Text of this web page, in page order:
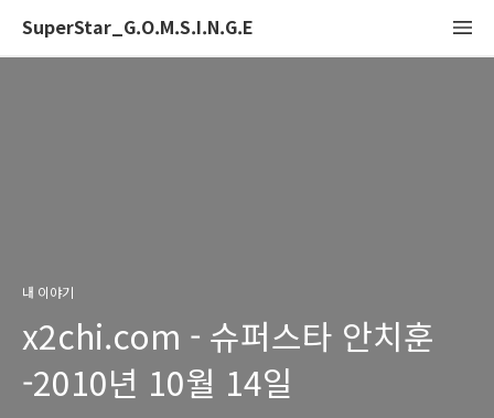
SuperStar_G.O.M.S.I.N.G.E
내 이야기
x2chi.com - 슈퍼스타 안치훈
-2010년 10월 14일